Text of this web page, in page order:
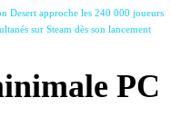
Desert approche les 240 000 joueurs
sur Steam dès son lancement
PC